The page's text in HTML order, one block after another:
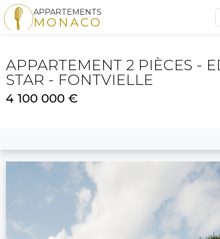
APPARTEMENTS
MONACO
APPARTEMENT 2 PIÈCES -
STAR - FONTVIELLE
4 100 000 €